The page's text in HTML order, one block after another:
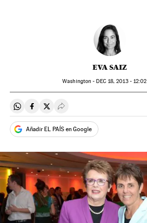
EVA SAIZ
Washington -DEC18, 2013 - 12:02
Compartir en Whatsapp
Compartir en Facebook
Compartir en Twitter
Desplegar Redes Sociales
Añadir EL PAÍS en Google